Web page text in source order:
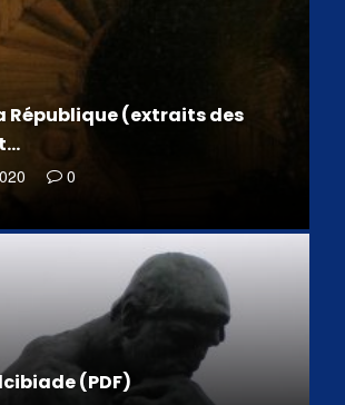
République (extraits des
0
(PDF)